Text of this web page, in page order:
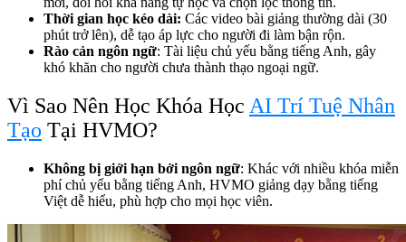
Thời gian học kéo dài: Các video bài giảng thường dài (30
phút trở lên), dễ tạo áp lực cho người đi làm bận rộn.
Rào cản ngôn ngữ: Tài liệu chủ yếu bằng tiếng Anh, gây
khó khăn cho người chưa thành thạo ngoại ngữ.
Vì Sao Nên Học Khóa Học AI Trí Tuệ Nhân
Tạo Tại HVMO?
Không bị giới hạn bởi ngôn ngữ: Khác với nhiều khóa miễn
phí chủ yếu bằng tiếng Anh, HVMO giảng dạy bằng tiếng
Việt dễ hiểu, phù hợp cho mọi học viên.